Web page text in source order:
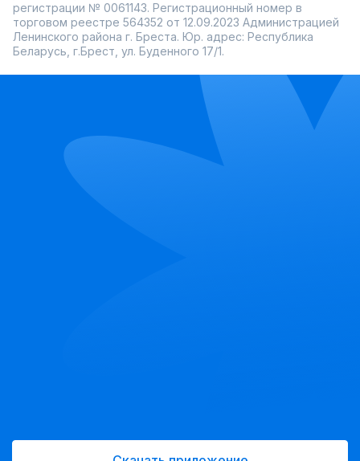
регистрации № 0061143. Регистрационный номер в
торговом реестре 564352 от 12.09.2023 Администрацией
Ленинского района г. Бреста. Юр. адрес: Республика
Беларусь, г.Брест, ул. Буденного 17/1.